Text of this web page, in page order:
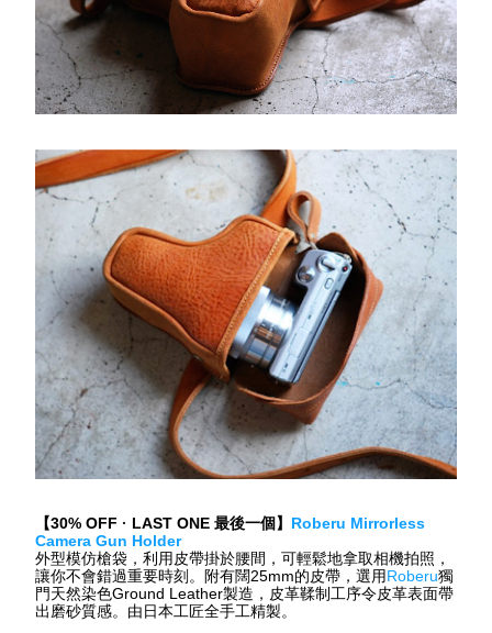
【30% OFF · LAST ONE 最後一個】 Roberu Mirrorless
Camera Gun Holder
外型模仿槍袋，利用皮帶掛於腰間，可輕鬆地拿取相機拍照，
讓你不會錯過重要時刻。附有闊25mm的皮帶，選用Roberu獨
門天然染色Ground Leather製造，皮革鞣制工序令皮革表面帶
出磨砂質感。由日本工匠全手工精製。